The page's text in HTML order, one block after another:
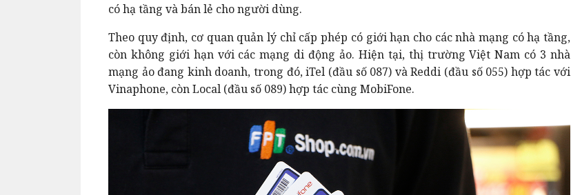
có hạ tầng và bán lẻ cho người dùng.
Theo quy định, cơ quan quản lý chỉ cấp phép có giới hạn cho các nhà mạng có hạ tầng,
còn không giới hạn với các mạng di động ảo. Hiện tại, thị trường Việt Nam có 3 nhà
mạng ảo đang kinh doanh, trong đó, iTel (đầu số 087) và Reddi (đầu số 055) hợp tác với
Vinaphone, còn Local (đầu số 089) hợp tác cùng MobiFone.